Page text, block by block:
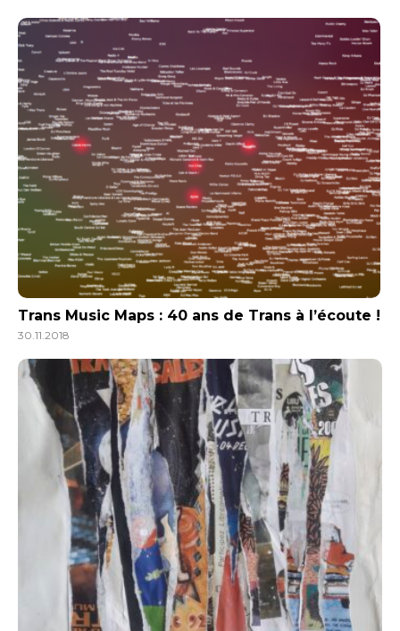
Trans Music Maps : 40 ans de Trans à l’écoute !
30.11.2018